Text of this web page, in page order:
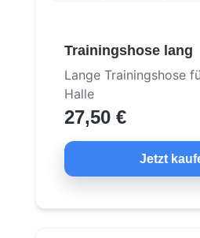
Trainingshose lang
Lange Trainingshose
Halle
27,50 €
Jetzt